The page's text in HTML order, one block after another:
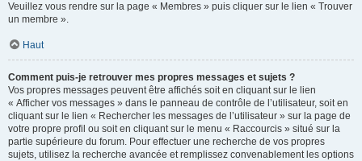
Veuillez vous rendre sur la page « Membres » puis cliquer sur le lien « Trouver
un membre ».
Haut
Comment puis-je retrouver mes propres messages et sujets ?
Vos propres messages peuvent être affichés soit en cliquant sur le lien
« Afficher vos messages » dans le panneau de contrôle de l’utilisateur, soit en
cliquant sur le lien « Rechercher les messages de l’utilisateur » sur la page de
votre propre profil ou soit en cliquant sur le menu « Raccourcis » situé sur la
partie supérieure du forum. Pour effectuer une recherche de vos propres
sujets, utilisez la recherche avancée et remplissez convenablement les options